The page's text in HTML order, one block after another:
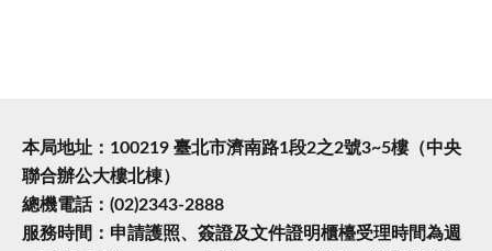
本局地址：100219 臺北市濟南路1段2之2號3~5樓（中央
聯合辦公大樓北棟）
總機電話：(02)2343-2888
服務時間：申請護照、簽證及文件證明櫃檯受理時間為週